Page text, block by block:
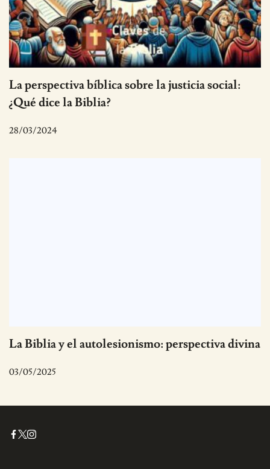
La perspectiva bíblica sobre la justicia social:
¿Qué dice la Biblia?
28/03/2024
La Biblia y el autolesionismo: perspectiva divina
03/05/2025